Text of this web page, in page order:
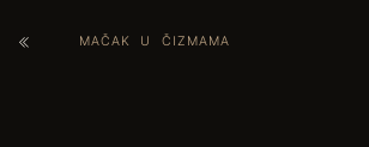
MAČAK U ČIZMAMA